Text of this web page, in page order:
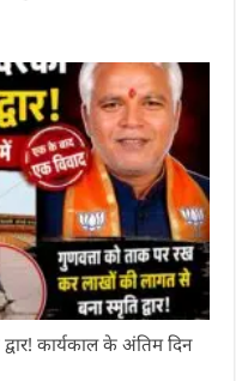
कार्यकाल के अंतिम दिन